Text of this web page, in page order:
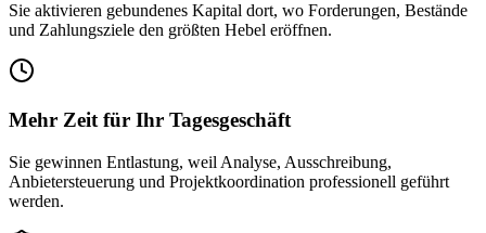
Sie aktivieren gebundenes Kapital dort, wo Forderungen, Bestände
und Zahlungsziele den größten Hebel eröffnen.
Mehr Zeit für Ihr Tagesgeschäft
Sie gewinnen Entlastung, weil Analyse, Ausschreibung,
Anbietersteuerung und Projektkoordination professionell geführt
werden.